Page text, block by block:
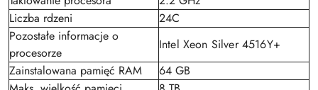
Liczba rdzeni
24C
Pozostałe informacje o
procesorze
Intel Xeon Silver 4516Y+
Zainstalowana pamięć RAM
64 GB